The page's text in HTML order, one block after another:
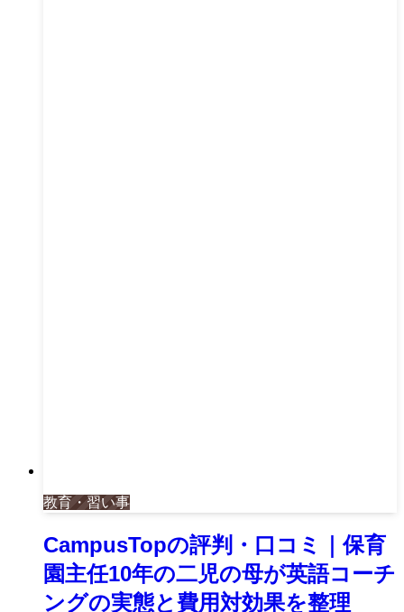
教育・習い事
CampusTopの評判・口コミ｜保育
園主任10年の二児の母が英語コーチ
ングの実態と費用対効果を整理